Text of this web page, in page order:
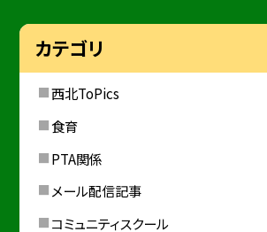
カテゴリ
西北ToPics
食育
PTA関係
メール配信記事
コミュニティスクール